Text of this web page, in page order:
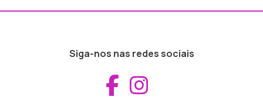
Siga-nos nas redes sociais
Aceder ao